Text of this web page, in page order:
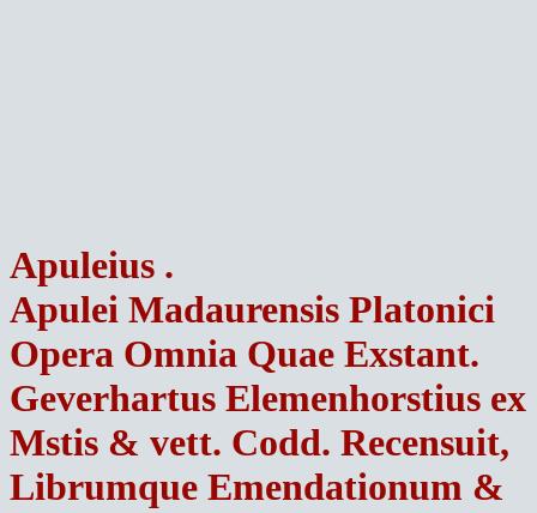
Apuleius .
Apulei Madaurensis Platonici
Opera Omnia Quae Exstant.
Geverhartus Elemenhorstius ex
Mstis & vett. Codd. Recensuit,
Librumque Emendationum &